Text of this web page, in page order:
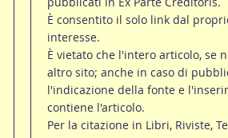
È consentito il solo link dal
interesse.
È vietato che l'intero articolo, se
altro sito; anche in caso di
l'indicazione della fonte e
contiene l'articolo.
Per la citazione in Libri, Riviste,